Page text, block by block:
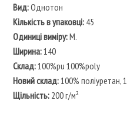
Вид:Однотон
Кількість в упаковці:45
Одиниці виміру:М.
Ширина:140
Склад:100%pu 100%poly
Новий склад:100% поліуретан,
Щільність:200 г/м²